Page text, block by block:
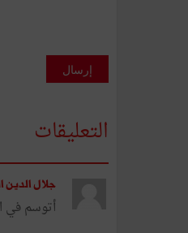
إرسال
التعليقات
جلال الدين
أتوسم في